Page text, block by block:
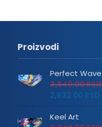
Proizvodi
Perfect Wave
3,540.00RSD
2,832.00
Keel Art